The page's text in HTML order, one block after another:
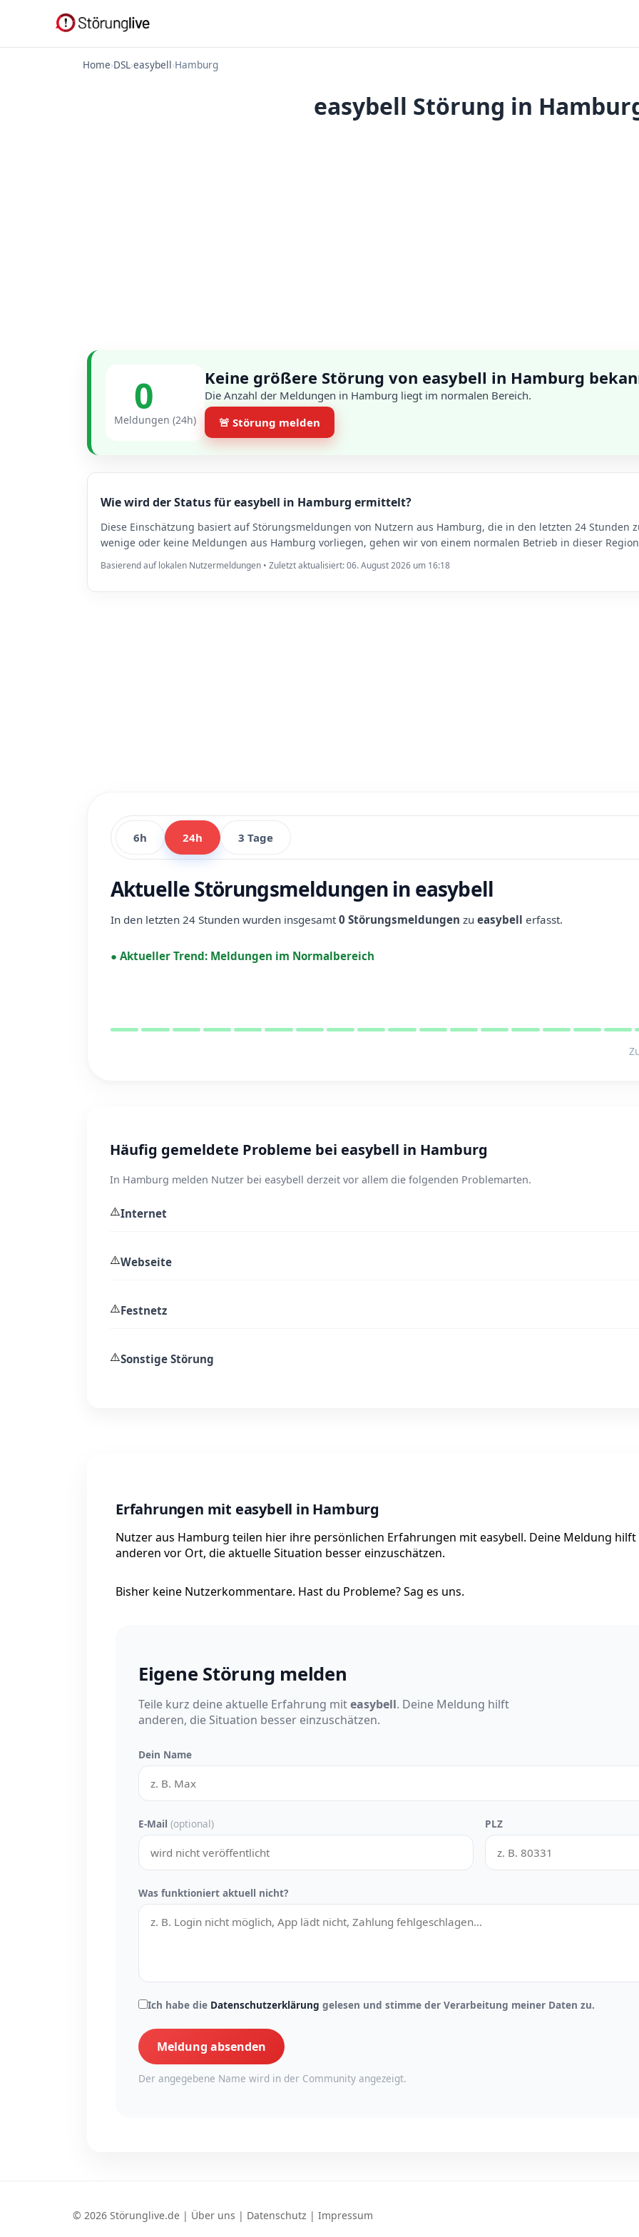
Home›DSL›easybell›Hamburg
easybell Störung in
0
Meldungen (24h)
Keine größere Störung von easybell in Hamburg
Die Anzahl der Meldungen in Hamburg liegt im normalen Bereich.
🚨 Störung melden
Wie wird der Status für easybell in Hamburg ermittelt?
Diese Einschätzung basiert auf Störungsmeldungen von Nutzern aus Hamburg, die in den letzten 24 Stunden
wenige oder keine Meldungen aus Hamburg vorliegen, gehen wir von einem normalen Betrieb in dieser
Basierend auf lokalen Nutzermeldungen • Zuletzt aktualisiert: 06. August 2026 um 16:18
6h 24h 3 Tage
Aktuelle Störungsmeldungen in easybell
In den letzten 24 Stunden wurden insgesamt0 Störungsmeldungen zu easybell erfasst.
● Aktueller Trend: Meldungen im Normalbereich
Häufig gemeldete Probleme bei easybell in Hamburg
In Hamburg melden Nutzer bei easybell derzeit vor allem die folgenden Problemarten.
⚠️Internet
⚠️Webseite
⚠️Festnetz
⚠️Sonstige Störung
Erfahrungen mit easybell in Hamburg
Nutzer aus Hamburg teilen hier ihre persönlichen Erfahrungen mit easybell. Deine Meldung hilft
anderen vor Ort, die aktuelle Situation besser einzuschätzen.
Bisher keine Nutzerkommentare. Hast du Probleme? Sag es uns.
Eigene Störung melden
Teile kurz deine aktuelle Erfahrung miteasybell. Deine Meldung hilft
anderen, die Situation besser einzuschätzen.
Dein Name
E-Mail (optional) PLZ
Was funktioniert aktuell nicht?
Ich habe die Datenschutzerklärung gelesen und stimme der Verarbeitung meiner Daten zu.
Meldung absenden
Der angegebene Name wird in der Community angezeigt.
© 2026 Störunglive.de | Über uns | Datenschutz | Impressum